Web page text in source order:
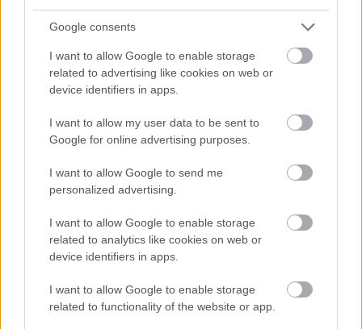
Google consents
I want to allow Google to enable storage
related to advertising like cookies on web or
device identifiers in apps.
I want to allow my user data to be sent to
Google for online advertising purposes.
I want to allow Google to send me
personalized advertising.
I want to allow Google to enable storage
related to analytics like cookies on web or
device identifiers in apps.
I want to allow Google to enable storage
related to functionality of the website or app.
Az ausztrál versenyző esetleges csapatváltása
nem teljesen a semmiből jött, hiszen a Red Bullnál
távozásával. Buxton információi szerint a
négyszeres világbajnok helyére már készül egy
lista, amelyen Piastri neve is előkelő helyen
szerepel. A pletykákat csak tovább erősítette,
hogy Verstappen korábbi versenymérnöke,
Gianpiero Lambiase a múlt hónapban bejelentette,
legkésőbb 2028-ban a McLarenhez csatlakozik.